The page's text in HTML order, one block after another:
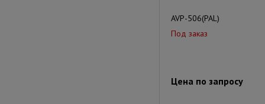
AVP-506(PAL)
Под заказ
Цена по запросу